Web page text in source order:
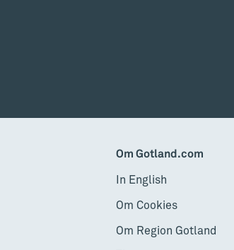
Om Gotland.com
In English
Om Cookies
Om Region Gotland